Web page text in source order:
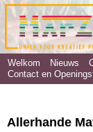
Welkom Nieuws
Contact en
Allerhande